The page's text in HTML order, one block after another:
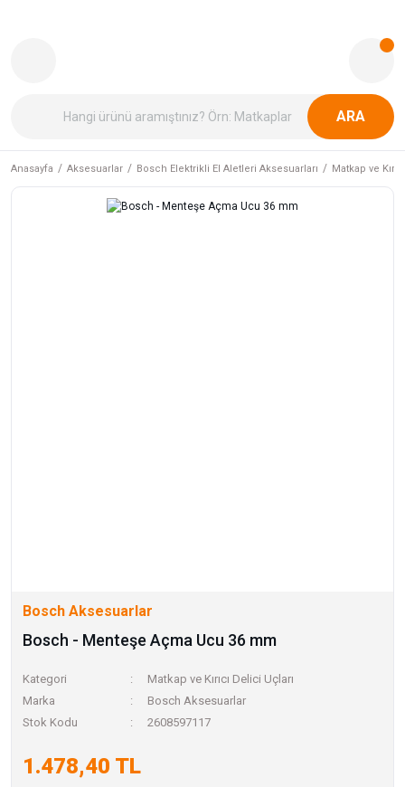
ARA
Anasayfa Aksesuarlar Bosch Elektrikli El Aletleri Aksesuarları Matkap ve
Bosch Aksesuarlar
Bosch - Menteşe Açma Ucu 36 mm
Kategori
Matkap ve Kırıcı Delici Uçları
Marka
Bosch Aksesuarlar
Stok Kodu
2608597117
1.478,40 TL